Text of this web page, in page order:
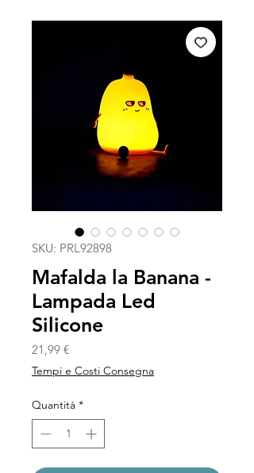
SKU: PRL92898
Mafalda la Banana -
Lampada Led
Silicone
21,99 €Prezzo
Tempi e Costi Consegna
Quantità *